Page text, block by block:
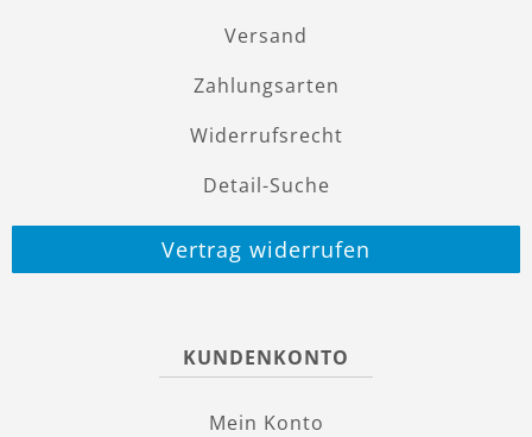
Versand
Zahlungsarten
Widerrufsrecht
Detail-Suche
Vertrag widerrufen
KUNDENKONTO
Mein Konto